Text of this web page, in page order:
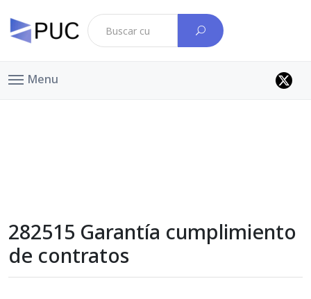
Menu
282515 Garantía cumplimiento
de contratos